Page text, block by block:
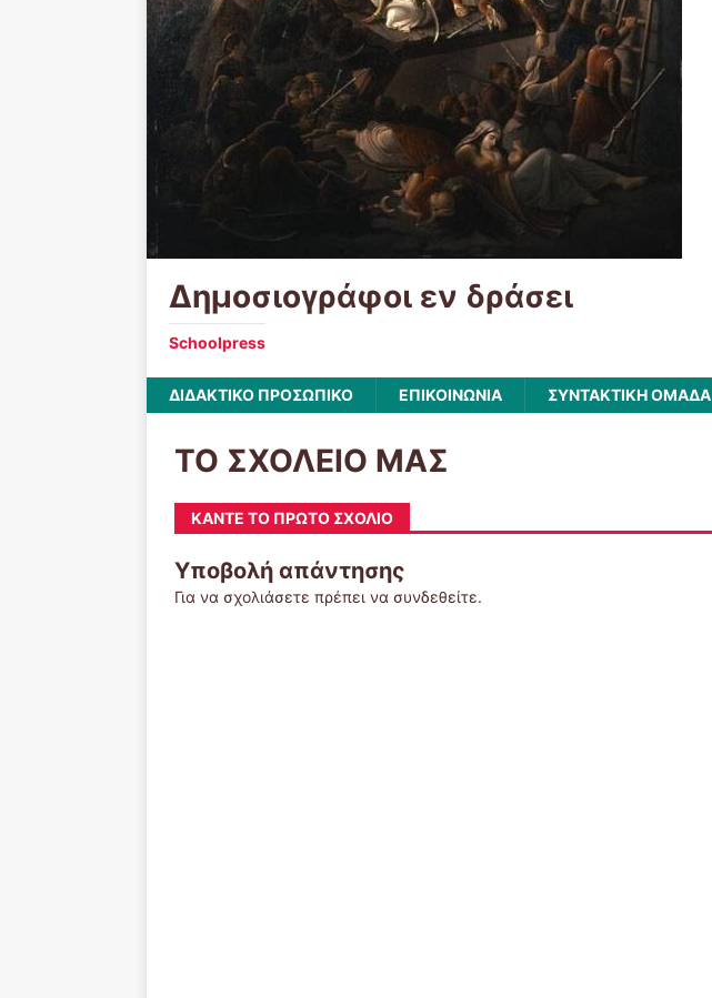
Δημοσιογράφοι εν δράσει
Schoolpress
ΔΙΔΑΚΤΙΚΟ ΠΡΟΣΩΠΙΚΟ ΕΠΙΚΟΙΝΩΝΙΑ ΣΥΝΤΑΚΤΙΚΗ ΟΜΑΔΑ
ΤΟ ΣΧΟΛΕΙΟ ΜΑΣ
ΚΆΝΤΕ ΤΟ ΠΡΏΤΟ ΣΧΌΛΙΟ
Υποβολή απάντησης
Για να σχολιάσετε πρέπει να συνδεθείτε.